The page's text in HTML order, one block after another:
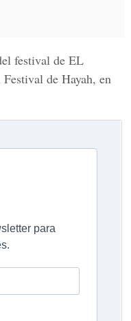
festival de EL
de Hayah, en